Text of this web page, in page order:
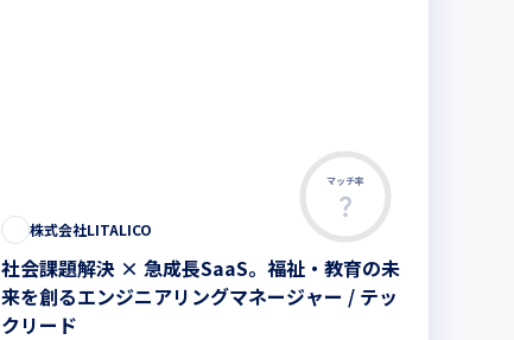
マッチ率
株式会社LITALICO
社会課題解決 × 急成長SaaS。福祉・教育の未
来を創るエンジニアリングマネージャー / テッ
クリード